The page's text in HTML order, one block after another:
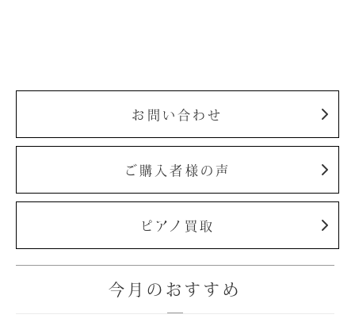
お問い合わせ
ご購入者様の声
ピアノ買取
今月のおすすめ